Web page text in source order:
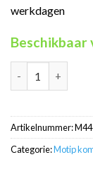
werkdagen
Beschikbaar
Motip Kompakt
Artikelnummer:
Categorie:Motip